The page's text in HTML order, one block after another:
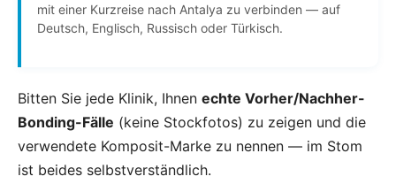
mit einer Kurzreise nach Antalya zu verbinden — auf
Deutsch, Englisch, Russisch oder Türkisch.
Bitten Sie jede Klinik, Ihnen echte Vorher/Nachher-
Bonding-Fälle (keine Stockfotos) zu zeigen und die
verwendete Komposit-Marke zu nennen — im Stom
ist beides selbstverständlich.